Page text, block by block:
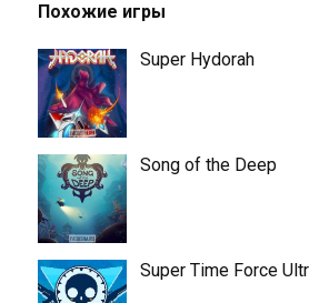
Похожие игры
Super Hydorah
Song of the Deep
Super Time Force